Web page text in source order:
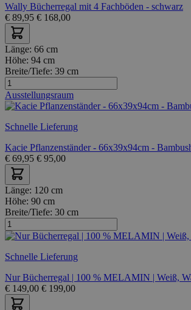
Wally Bücherregal mit 4 Fachböden - schwarz
€ 89,95 € 168,00
Länge: 66 cm
Höhe: 94 cm
Breite/Tiefe: 39 cm
Ausstellungsraum
Schnelle Lieferung
Kacie Pflanzenständer - 66x39x94cm -
€ 69,95 € 95,00
Länge: 120 cm
Höhe: 90 cm
Breite/Tiefe: 30 cm
Schnelle Lieferung
Nur Bücherregal | 100 % MELAMIN | Weiß,
€ 149,00 € 199,00